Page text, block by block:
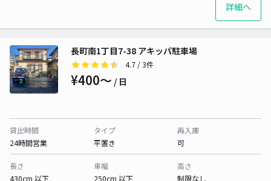
詳細へ
長町南1丁目7-38 アキッパ駐車場
4.7 / 3件
¥400〜 / 日
貸出時間
24時間営業
タイプ
平置き
再入庫
可
長さ
430cm 以下
車幅
250cm 以下
高さ
制限なし